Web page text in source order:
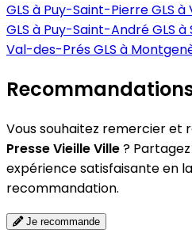
GLS à Puy-Saint-PierreGLS
GLS à Puy-Saint-AndréGLS
Val-des-PrésGLS à
Vous souhaitez remercier et
Presse Vieille Ville?
expérience satisfaisante en
recommandation.
Je recommande